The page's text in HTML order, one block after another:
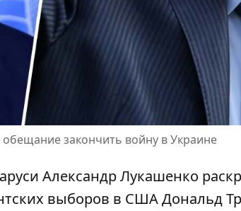
закончить войну в Украине
Александр Лукашенко
выборов в США Дональд